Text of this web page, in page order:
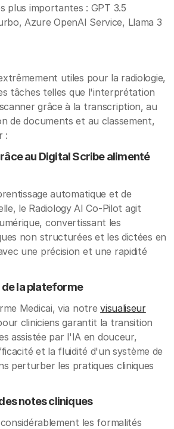
plus importantes : GPT 3.5
Azure OpenAI Service, Llama 3
utiles pour la radiologie,
tâches telles que l'interprétation
grâce à la transcription, au
de documents et au classement,
:
au Digital Scribe alimenté
automatique et de
le Radiology AI Co-Pilot agit
convertissant les
non structurées et les dictées en
une précision et une rapidité
la plateforme
Medicai, via notrevisualiseur
cliniciens garantit la transition
assistée par l'IA en douceur,
et la fluidité d'un système de
perturber les pratiques cliniques
notes cliniques
les formalités